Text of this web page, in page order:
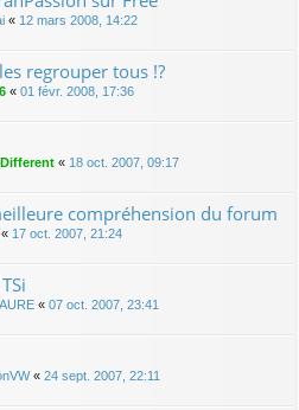
« 12 mars 2008, 14:22
regrouper tous !?
« 01 févr. 2008, 17:36
« 18 oct. 2007, 09:17
compréhension du forum
« 17 oct. 2007, 21:24
« 07 oct. 2007, 23:41
« 24 sept. 2007, 22:11